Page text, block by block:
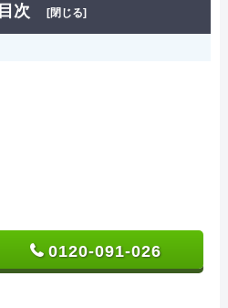
目次 [閉じる]
0120-091-026